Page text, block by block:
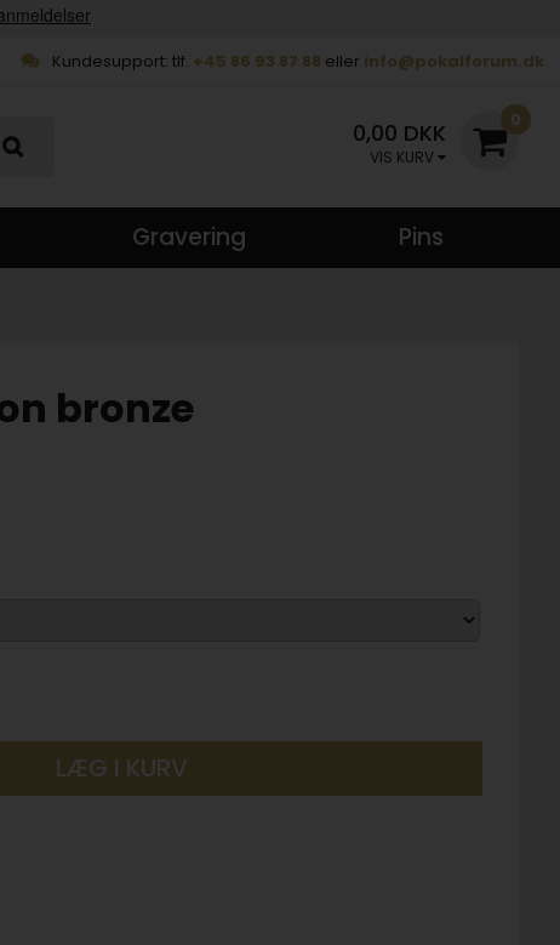
Kundesupport: tlf. +45 86 93 87 88 eller info@pokalforum.dk
0
0,00 DKK
VIS KURV
Gravering Pins
bronze
LÆG I KURV